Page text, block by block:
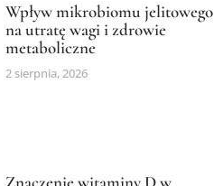
Wpływ mikrobiomu jelitowego
na utratę wagi i zdrowie
metaboliczne
2 sierpnia, 2026
Znaczenie witaminy D w